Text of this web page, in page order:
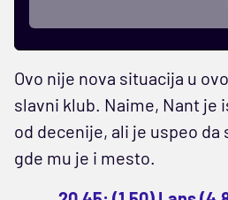
Ovo nije nova situacija u
slavni klub. Naime, Nant je
od decenije, ali je uspeo
gde mu je i mesto.